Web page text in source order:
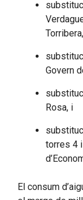
Torribera,
Govern
Rosa, i
torres 4
El consum